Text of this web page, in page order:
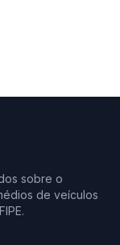
sobre o
de veículos